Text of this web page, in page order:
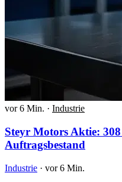
vor 6 Min. · Industrie
Steyr Motors Aktie:
Auftragsbestand
Industrie · vor 6 Min.